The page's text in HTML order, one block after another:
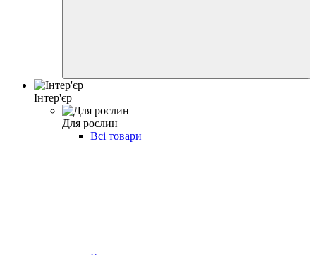
Iнтер'єр
Для рослин
Всі товари